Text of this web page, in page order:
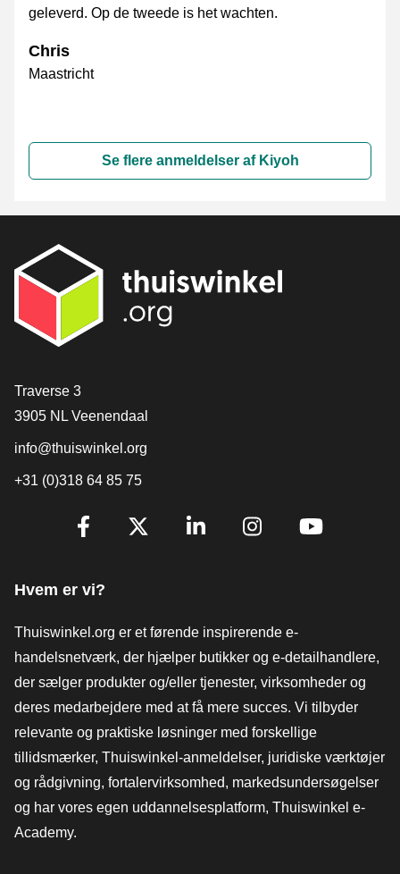
geleverd. Op de tweede is het wachten.
Chris
Maastricht
Se flere anmeldelser af Kiyoh
[_General:Contact]
Traverse 3
3905 NL Veenendaal
info@thuiswinkel.org
+31 (0)318 64 85 75
[_General:SocialMediaTitle]
Hvem er vi?
Thuiswinkel.org er et førende inspirerende e-
handelsnetværk, der hjælper butikker og e-detailhandlere,
der sælger produkter og/eller tjenester, virksomheder og
deres medarbejdere med at få mere succes. Vi tilbyder
relevante og praktiske løsninger med forskellige
tillidsmærker, Thuiswinkel-anmeldelser, juridiske værktøjer
og rådgivning, fortalervirksomhed, markedsundersøgelser
og har vores egen uddannelsesplatform, Thuiswinkel e-
Academy.